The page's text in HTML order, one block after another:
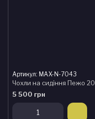
Артикул: MAX-N-7043
5 500 грн